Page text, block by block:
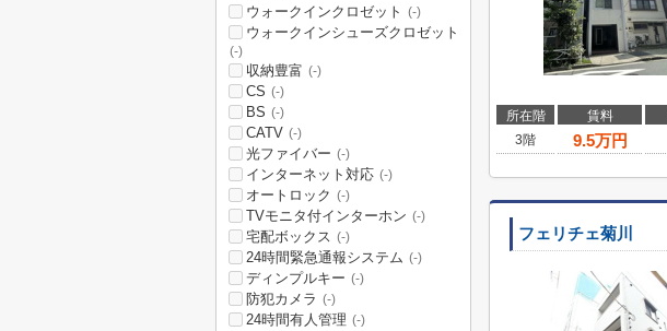
所在階 賃料
3階
9.5万円
フェリチェ菊川
ウォークインクロゼット (-)
ウォークインシューズクロゼット
(-)
収納豊富 (-)
CS (-)
BS (-)
CATV (-)
光ファイバー (-)
インターネット対応 (-)
オートロック (-)
TVモニタ付インターホン (-)
宅配ボックス (-)
24時間緊急通報システム (-)
ディンプルキー (-)
防犯カメラ (-)
24時間有人管理 (-)